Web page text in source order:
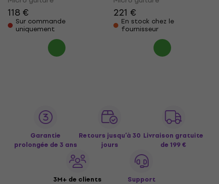
118 €
Sur commande
uniquement
221 €
En stock chez le
fournisseur
Garantie
prolongée de 3 ans
Retours jusqu’à 30
jours
Livraison gratuite
de 199 €
3M+ de clients
Support